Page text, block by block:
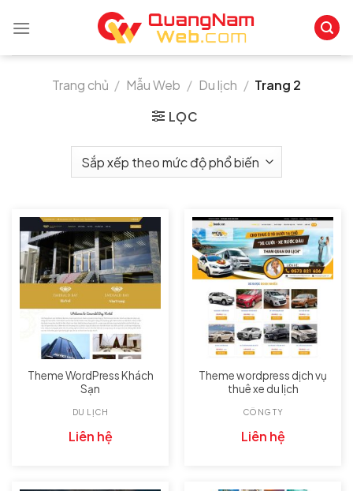
Trang chủ / Mẫu Web / Du lịch / Trang 2
LỌC
DU LỊCH
Theme WordPress Khách
Sạn
Liên hệ
CÔNG TY
Theme wordpress dịch vụ
thuê xe du lịch
Liên hệ